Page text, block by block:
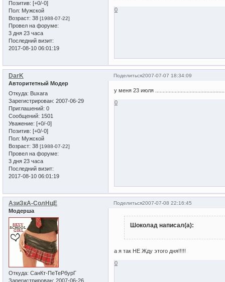
Позитив: [+0/-0]
Пол: Мужской
Возраст: 38 [1988-07-22]
Провел на форуме:
3 дня 23 часа
Последний визит:
2017-08-10 06:01:19
0
Поделиться2007-07-07 18:34:09
DarK
Авторитетный Модер
Откуда: Buxara
Зарегистрирован: 2007-06-29
Приглашений: 0
Сообщений: 1501
Уважение: [+0/-0]
Позитив: [+0/-0]
Пол: Мужской
Возраст: 38 [1988-07-22]
Провел на форуме:
3 дня 23 часа
Последний визит:
2017-08-10 06:01:19
у меня 23 июля
0
Поделиться2007-07-08 22:16:45
АзиЗкА-СолНцЕ
Модерша
Откуда: СанКт-ПеТеРбурГ
Зарегистрирован: 2007-06-26
Шоколад написал(а):
а я так НЕ Жду этого дня!!!!!
0